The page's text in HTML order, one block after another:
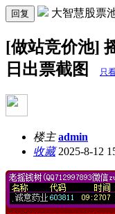
回复 大智慧股票
[做站竞价池]
日出票截图
只
楼主 admin
收藏2025-8-12